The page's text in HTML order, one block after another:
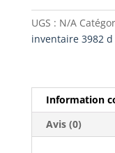
UGS : N/A
inventaire 3982 d
Information
Avis (0)